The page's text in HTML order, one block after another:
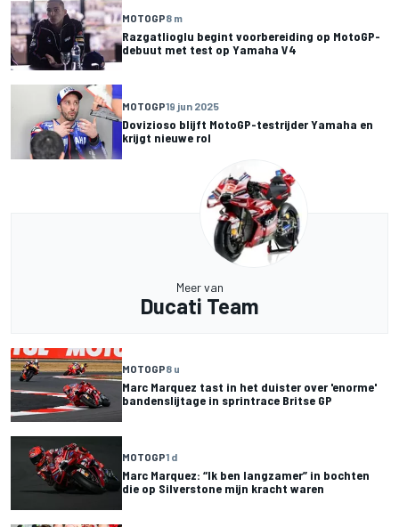
MOTOGP8 m
Razgatlioglu begint voorbereiding op MotoGP-
debuut met test op Yamaha V4
MOTOGP19 jun 2025
Dovizioso blijft MotoGP-testrijder Yamaha en
krijgt nieuwe rol
Meer van
Ducati Team
MOTOGP8 u
Marc Marquez tast in het duister over 'enorme'
bandenslijtage in sprintrace Britse GP
MOTOGP1 d
Marc Marquez: “Ik ben langzamer” in bochten
die op Silverstone mijn kracht waren